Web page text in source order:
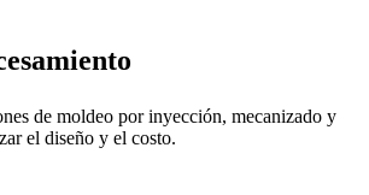
de moldeo por inyección, mecanizado y
el diseño y el costo.